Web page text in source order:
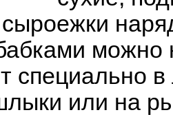
можно
специально
или на